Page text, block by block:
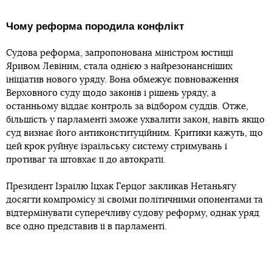
Чому реформа породила конфлікт
Судова реформа, запропонована міністром юстиції
Яривом Левіним, стала однією з найрезонансніших
ініціатив нового уряду. Вона обмежує повноваження
Верховного суду щодо законів і рішень уряду, а
останньому віддає контроль за відбором суддів. Отже,
більшість у парламенті зможе ухвалити закон, навіть якщо
суд визнає його антиконституційним. Критики кажуть, що
цей крок руйнує ізраїльську систему стримувань і
противаг та штовхає її до автократії.
Президент Ізраїлю Іцхак Герцог закликав Нетаньягу
досягти компромісу зі своїми політичними опонентами та
відтермінувати суперечливу судову реформу, однак уряд
все одно представив її в парламенті.